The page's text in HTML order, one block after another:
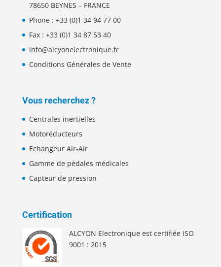
78650 BEYNES – FRANCE
Phone : +33 (0)1 34 94 77 00
Fax : +33 (0)1 34 87 53 40
info@alcyonelectronique.fr
Conditions Générales de Vente
Vous recherchez ?
Centrales inertielles
Motoréducteurs
Echangeur Air-Air
Gamme de pédales médicales
Capteur de pression
Certification
ALCYON Electronique est certifiée ISO
9001 : 2015